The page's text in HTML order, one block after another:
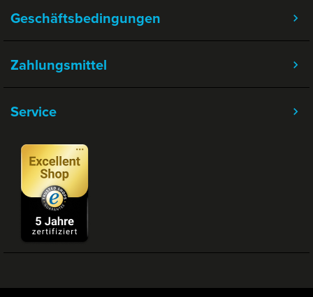
Geschäftsbedingungen
Service
Zahlungsmittel